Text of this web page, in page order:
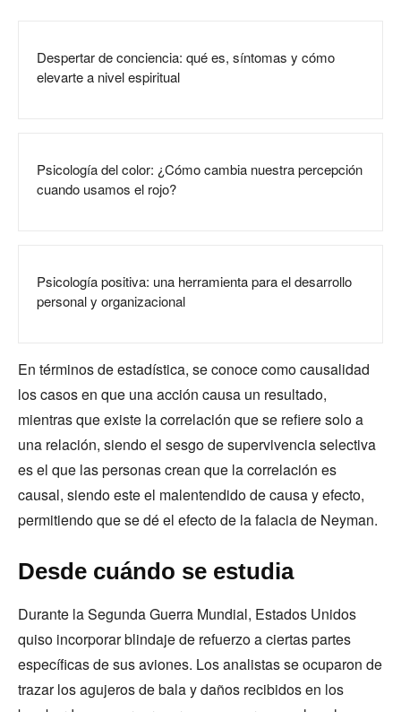
Despertar de conciencia: qué es, síntomas y cómo
elevarte a nivel espiritual
Psicología del color: ¿Cómo cambia nuestra percepción
cuando usamos el rojo?
Psicología positiva: una herramienta para el desarrollo
personal y organizacional
En términos de estadística, se conoce como causalidad
los casos en que una acción causa un resultado,
mientras que existe la correlación que se refiere solo a
una relación, siendo el sesgo de supervivencia selectiva
es el que las personas crean que la correlación es
causal, siendo este el malentendido de causa y efecto,
permitiendo que se dé el efecto de la falacia de Neyman.
Desde cuándo se estudia
Durante la Segunda Guerra Mundial, Estados Unidos
quiso incorporar blindaje de refuerzo a ciertas partes
específicas de sus aviones. Los analistas se ocuparon de
trazar los agujeros de bala y daños recibidos en los